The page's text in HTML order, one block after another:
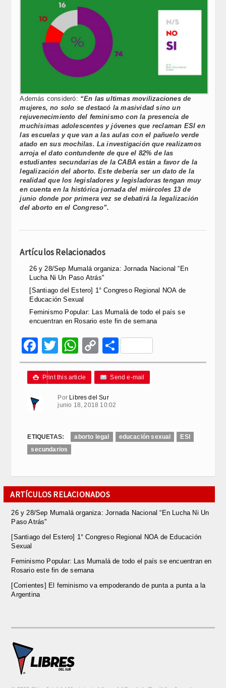
Además consideró: “En las ultimas movilizaciones de
mujeres, no solo se destacó la masividad sino un
rejuvenecimiento del feminismo con la presencia de
muchísimas adolescentes y jóvenes que reclaman ESI en
las escuelas y que van a las aulas con el pañuelo verde
atado en sus mochilas. La investigación que realizamos
arroja el dato contundente de que el 82% de las
estudiantes secundarias de la CABA están a favor de la
legalización del aborto. Este debería ser un dato de la
realidad que los legisladores y legisladoras tengan muy
en cuenta en la histórica jornada del miércoles 13 de
junio donde por primera vez se debatirá la legalización
del aborto en el Congreso”.
Artículos Relacionados
26 y 28/Sep Mumalá organiza: Jornada Nacional “En
Lucha Ni Un Paso Atrás"
[Santiago del Estero] 1° Congreso Regional NOA de
Educación Sexual
Feminismo Popular: Las Mumalá de todo el país se
encuentran en Rosario este fin de semana
Facebook
Twitter
WhatsApp
Copy
Link
Compartir
 Print this article Send e-mail
Por Libres del Sur
junio 18, 2018 10:02
ETIQUETAS: aborto legal educación sexual
ESI
secundarios
ARTÍCULOS RELACIONADOS
26 y 28/Sep Mumalá organiza: Jornada Nacional “En Lucha Ni Un
Paso Atrás"
[Santiago del Estero] 1° Congreso Regional NOA de Educación
Sexual
Feminismo Popular: Las Mumalá de todo el país se encuentran en
Rosario este fin de semana
[Corrientes] El feminismo va empoderando de punta a punta a la
Argentina